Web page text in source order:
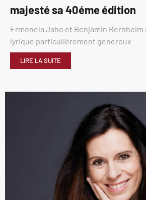
majesté sa 40éme édition
Ermonela Jaho et Benjamin Bernheim
lyrique particulièrement généreux
LIRE LA SUITE